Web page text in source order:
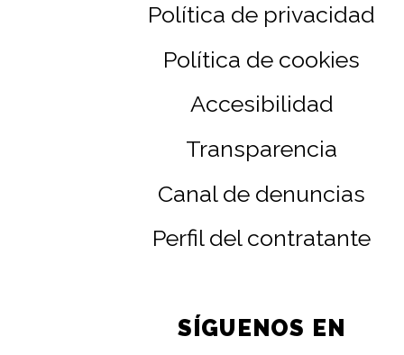
Política de privacidad
Política de cookies
Accesibilidad
Transparencia
Canal de denuncias
Perfil del contratante
SÍGUENOS EN